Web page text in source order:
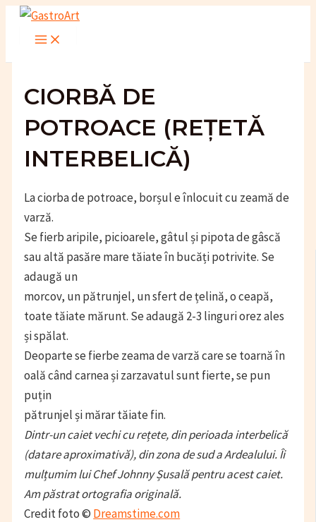
Skip
Main
CIORBĂ DE
POTROACE (REȚETĂ
INTERBELICĂ)
La ciorba de potroace, borșul e înlocuit cu zeamă de
varză.
Se fierb aripile, picioarele, gâtul și pipota de gâscă
sau altă pasăre mare tăiate în bucăți potrivite. Se
adaugă un
morcov, un pătrunjel, un sfert de țelină, o ceapă,
toate tăiate mărunt. Se adaugă 2-3 linguri orez ales
și spălat.
Deoparte se fierbe zeama de varză care se toarnă în
oală când carnea și zarzavatul sunt fierte, se pun
puțin
pătrunjel și mărar tăiate fin.
Dintr-un caiet vechi cu rețete, din perioada interbelică
(datare aproximativă), din zona de sud a Ardealului. Îi
mulțumim lui Chef Johnny Șusală pentru acest caiet.
Am păstrat ortografia originală.
Credit foto © Dreamstime.com